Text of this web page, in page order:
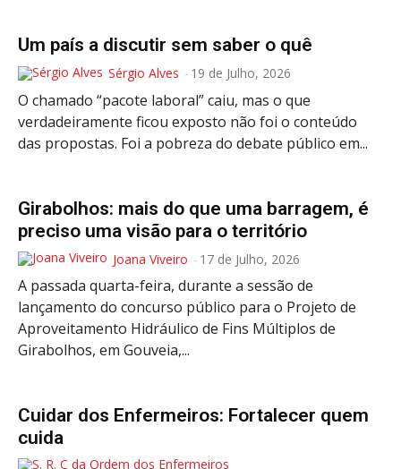
E-mail: jornalsantamarinha@gmail.com
Facebook Instagram Youtube
Estatuto editorial Sobre o Jornal
Contactos
Ficha Técnica
Um país a discutir sem saber o quê
Sérgio Alves - 19 de Julho, 2026
O chamado “pacote laboral” caiu, mas o que
verdadeiramente ficou exposto não foi o conteúdo
das propostas. Foi a pobreza do debate público em...
Girabolhos: mais do que uma barragem, é
preciso uma visão para o território
Joana Viveiro - 17 de Julho, 2026
A passada quarta-feira, durante a sessão de
lançamento do concurso público para o Projeto de
Aproveitamento Hidráulico de Fins Múltiplos de
Girabolhos, em Gouveia,...
Cuidar dos Enfermeiros: Fortalecer quem
cuida